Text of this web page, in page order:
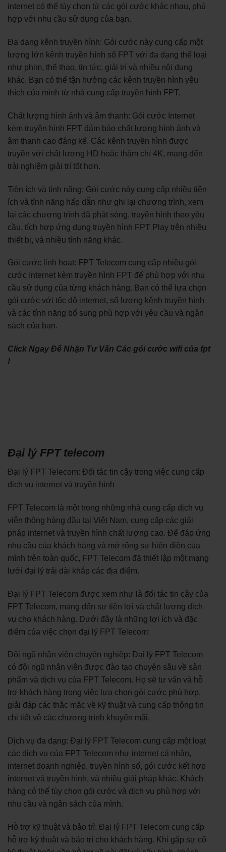
internet có thể tùy chọn từ các gói cước khác nhau, phù
hợp với nhu cầu sử dụng của bạn.
Đa dạng kênh truyền hình: Gói cước này cung cấp một
lượng lớn kênh truyền hình số FPT với đa dạng thể loại
như phim, thể thao, tin tức, giải trí và nhiều nội dung
khác. Bạn có thể tận hưởng các kênh truyền hình yêu
thích của mình từ nhà cung cấp truyền hình FPT.
Chất lượng hình ảnh và âm thanh: Gói cước Internet
kèm truyền hình FPT đảm bảo chất lượng hình ảnh và
âm thanh cao đáng kể. Các kênh truyền hình được
truyền với chất lượng HD hoặc thậm chí 4K, mang đến
trải nghiệm giải trí tốt hơn.
Tiện ích và tính năng: Gói cước này cung cấp nhiều tiện
ích và tính năng hấp dẫn như ghi lại chương trình, xem
lại các chương trình đã phát sóng, truyền hình theo yêu
cầu, tích hợp ứng dụng truyền hình FPT Play trên nhiều
thiết bị, và nhiều tính năng khác.
Gói cước linh hoạt: FPT Telecom cung cấp nhiều gói
cước Internet kèm truyền hình FPT để phù hợp với nhu
cầu sử dụng của từng khách hàng. Bạn có thể lựa chọn
gói cước với tốc độ internet, số lượng kênh truyền hình
và các tính năng bổ sung phù hợp với yêu cầu và ngân
sách của bạn.
Click Ngay Để Nhận Tư Vấn Các gói cước wifi của fpt
!
Đại lý FPT telecom
Đại lý FPT Telecom: Đối tác tin cậy trong việc cung cấp
dịch vụ internet và truyền hình
FPT Telecom là một trong những nhà cung cấp dịch vụ
viễn thông hàng đầu tại Việt Nam, cung cấp các giải
pháp internet và truyền hình chất lượng cao. Để đáp ứng
nhu cầu của khách hàng và mở rộng sự hiện diện của
mình trên toàn quốc, FPT Telecom đã thiết lập một mạng
lưới đại lý trải dài khắp các địa điểm.
Đại lý FPT Telecom được xem như là đối tác tin cậy của
FPT Telecom, mang đến sự tiện lợi và chất lượng dịch
vụ cho khách hàng. Dưới đây là những lợi ích và đặc
điểm của việc chọn đại lý FPT Telecom:
Đội ngũ nhân viên chuyên nghiệp: Đại lý FPT Telecom
có đội ngũ nhân viên được đào tạo chuyên sâu về sản
phẩm và dịch vụ của FPT Telecom. Họ sẽ tư vấn và hỗ
trợ khách hàng trong việc lựa chọn gói cước phù hợp,
giải đáp các thắc mắc về kỹ thuật và cung cấp thông tin
chi tiết về các chương trình khuyến mãi.
Dịch vụ đa dạng: Đại lý FPT Telecom cung cấp một loạt
các dịch vụ của FPT Telecom như internet cá nhân,
internet doanh nghiệp, truyền hình số, gói cước kết hợp
internet và truyền hình, và nhiều giải pháp khác. Khách
hàng có thể tùy chọn gói cước và dịch vụ phù hợp với
nhu cầu và ngân sách của mình.
Hỗ trợ kỹ thuật và bảo trì: Đại lý FPT Telecom cung cấp
hỗ trợ kỹ thuật và bảo trì cho khách hàng. Khi gặp sự cố